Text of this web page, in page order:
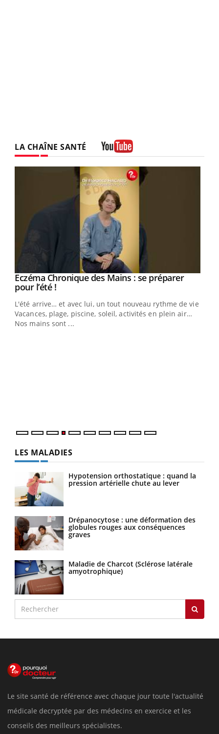
LA CHAÎNE SANTÉ
Youtube
Eczéma Chronique des Mains : se préparer
pour l’été !Youtube
L'été arrive… et avec lui, un tout nouveau rythme de vie !
Vacances, plage, piscine, soleil, activités en plein air…
Nos mains sont ...
LES MALADIES
Hypotension orthostatique : quand la
pression artérielle chute au lever
Drépanocytose : une déformation des
globules rouges aux conséquences
graves
Maladie de Charcot (Sclérose latérale
amyotrophique)
Le site santé de référence avec chaque jour toute l'actualité
médicale decryptée par des médecins en exercice et les
conseils des meilleurs spécialistes.